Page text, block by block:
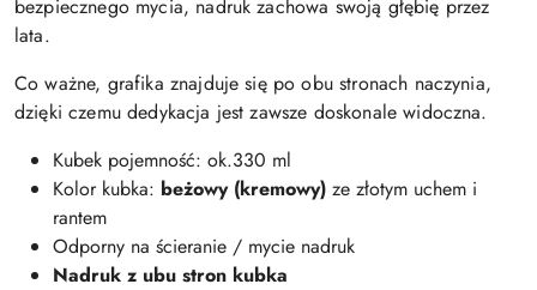
bezpiecznego mycia, nadruk zachowa swoją głębię przez
lata.
Co ważne, grafika znajduje się po obu stronach naczynia,
dzięki czemu dedykacja jest zawsze doskonale widoczna.
Kubek pojemność: ok.330 ml
Kolor kubka: beżowy (kremowy) ze złotym uchem i
rantem
Odporny na ścieranie / mycie nadruk
Nadruk z ubu stron kubka